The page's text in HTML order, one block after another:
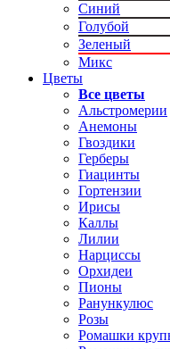
Синий
Голубой
Зеленый
Микс
Цветы
Все цветы
Альстромерии
Анемоны
Гвоздики
Герберы
Гиацинты
Гортензии
Ирисы
Каллы
Лилии
Нарциссы
Орхидеи
Пионы
Ранункулюс
Розы
Ромашки